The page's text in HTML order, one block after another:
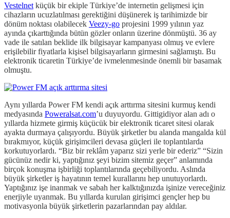
Vestelnet küçük bir ekiple Türkiye’de internetin gelişmesi için
cihazların ucuzlatılması gerektiğini düşünerek iş tarihimizde bir
dönüm noktası olabilecek Veezy-go projesini 1999 yılının yaz
ayında çıkarttığında bütün gözler onların üzerine dönmüştü. 36 ay
vade ile satılan beklide ilk bilgisayar kampanyası olmuş ve evlere
erişilebilir fiyatlarla kişisel bilgisayarların girmesini sağlamıştı. Bu
elektronik ticaretin Türkiye’de ivmelenmesinde önemli bir basamak
olmuştu.
Aynı yıllarda Power FM kendi açık arttırma sitesini kurmuş kendi
medyasında Poweralsat.com’u duyuyordu. Gittigidiyor alan adı o
yıllarda hizmete girmiş küçücük bir elektronik ticaret sitesi olarak
ayakta durmaya çalışıyordu. Büyük şirketler bu alanda mangalda kül
bırakmıyor, küçük girişimcileri devasa güçleri ile toplantılarda
korkutuyorlardı. “Biz bir reklâm yaparız sizi yerle bir ederiz” “Sizin
gücünüz nedir ki, yaptığınız şeyi bizim sitemiz geçer” anlamında
birçok konuşma işbirliği toplantılarında geçebiliyordu. Aslında
büyük şirketler iş hayatının temel kurallarını hep unutuyorlardı.
Yaptığınız işe inanmak ve sabah her kalktığınızda işinize vereceğiniz
enerjiyle uyanmak. Bu yıllarda kurulan girişimci gençler hep bu
motivasyonla büyük şirketlerin pazarlarından pay aldılar.